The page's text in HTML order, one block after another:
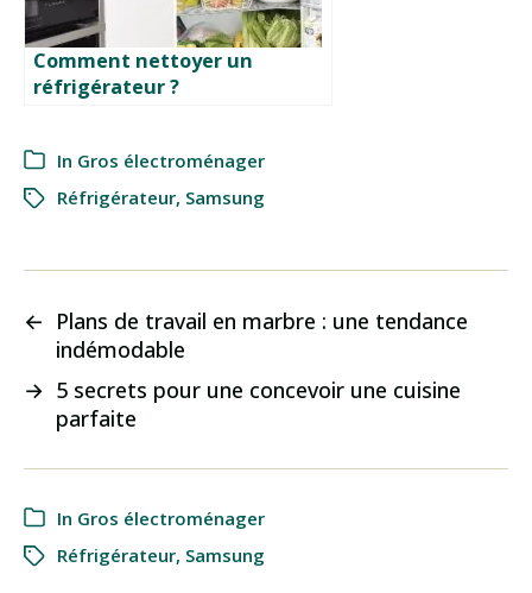
Comment nettoyer un
réfrigérateur ?
In Gros électroménager
Réfrigérateur, Samsung
← Plans de travail en marbre : une tendance
indémodable
→ 5 secrets pour une concevoir une cuisine
parfaite
In Gros électroménager
Réfrigérateur, Samsung